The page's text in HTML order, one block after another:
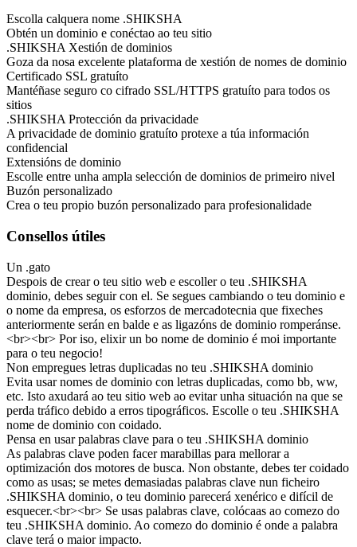
Escolla calquera nome .SHIKSHA
Obtén un dominio e conéctao ao teu sitio
.SHIKSHA Xestión de dominios
Goza da nosa excelente plataforma de xestión de nomes de dominio
Certificado SSL gratuíto
Mantéñase seguro co cifrado SSL/HTTPS gratuíto para todos os
sitios
.SHIKSHA Protección da privacidade
A privacidade de dominio gratuíto protexe a túa información
confidencial
Extensións de dominio
Escolle entre unha ampla selección de dominios de primeiro nivel
Buzón personalizado
Crea o teu propio buzón personalizado para profesionalidade
Consellos útiles
Un .gato
Despois de crear o teu sitio web e escoller o teu .SHIKSHA
dominio, debes seguir con el. Se segues cambiando o teu dominio e
o nome da empresa, os esforzos de mercadotecnia que fixeches
anteriormente serán en balde e as ligazóns de dominio romperánse.
<br><br> Por iso, elixir un bo nome de dominio é moi importante
para o teu negocio!
Non empregues letras duplicadas no teu .SHIKSHA dominio
Evita usar nomes de dominio con letras duplicadas, como bb, ww,
etc. Isto axudará ao teu sitio web ao evitar unha situación na que se
perda tráfico debido a erros tipográficos. Escolle o teu .SHIKSHA
nome de dominio con coidado.
Pensa en usar palabras clave para o teu .SHIKSHA dominio
As palabras clave poden facer marabillas para mellorar a
optimización dos motores de busca. Non obstante, debes ter coidado
como as usas; se metes demasiadas palabras clave nun ficheiro
.SHIKSHA dominio, o teu dominio parecerá xenérico e difícil de
esquecer.<br><br> Se usas palabras clave, colócaas ao comezo do
teu .SHIKSHA dominio. Ao comezo do dominio é onde a palabra
clave terá o maior impacto.